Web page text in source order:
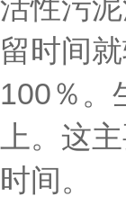
活性污
留时间
100％。
上。这
时间。